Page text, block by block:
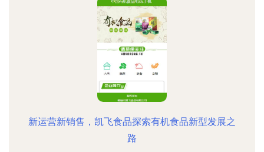
新运营新销售，凯飞食品探索有机食品新型发展之
路